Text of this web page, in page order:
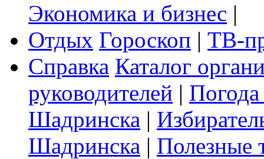
Экономика и бизнес |
Отдых Гороскоп | ТВ-
Справка Каталог
руководителей |
Шадринска |
Шадринска | Полезные